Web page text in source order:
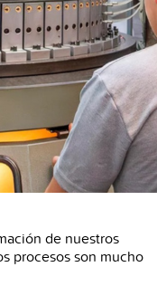
de nuestros
procesos son mucho